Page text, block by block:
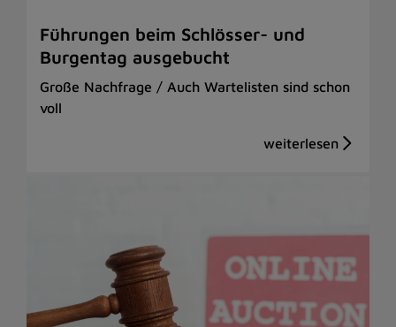
Führungen beim Schlösser- und
Burgentag ausgebucht
Große Nachfrage / Auch Wartelisten sind schon
voll